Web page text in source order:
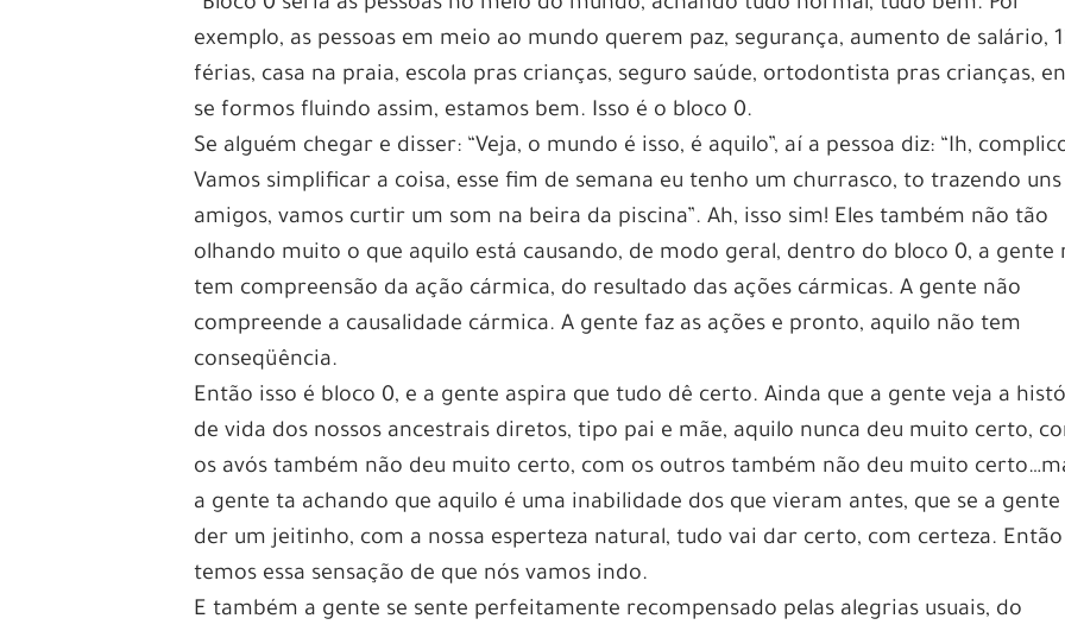
exemplo, as pessoas em meio ao mundo querem paz, segurança, aumento de salário,
férias, casa na praia, escola pras crianças, seguro saúde, ortodontista pras crianças,
se formos fluindo assim, estamos bem. Isso é o bloco 0.
Se alguém chegar e disser: “Veja, o mundo é isso, é aquilo”, aí a pessoa diz: “Ih,
Vamos simplificar a coisa, esse fim de semana eu tenho um churrasco, to trazendo uns
amigos, vamos curtir um som na beira da piscina”. Ah, isso sim! Eles também não tão
olhando muito o que aquilo está causando, de modo geral, dentro do bloco 0, a gente
tem compreensão da ação cármica, do resultado das ações cármicas. A gente não
compreende a causalidade cármica. A gente faz as ações e pronto, aquilo não tem
conseqüência.
Então isso é bloco 0, e a gente aspira que tudo dê certo. Ainda que a gente veja a
de vida dos nossos ancestrais diretos, tipo pai e mãe, aquilo nunca deu muito certo,
os avós também não deu muito certo, com os outros também não deu muito
a gente ta achando que aquilo é uma inabilidade dos que vieram antes, que se a gente
der um jeitinho, com a nossa esperteza natural, tudo vai dar certo, com certeza. Então
temos essa sensação de que nós vamos indo.
E também a gente se sente perfeitamente recompensado pelas alegrias usuais, do